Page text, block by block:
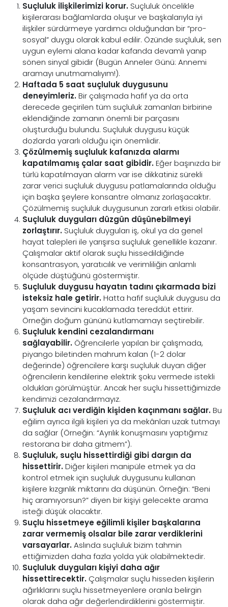
Suçluluk ilişkilerimizi korur. Suçluluk öncelikle
kişilerarası bağlamlarda oluşur ve başkalarıyla iyi
ilişkiler sürdürmeye yardımcı olduğundan bir “pro-
sosyal” duygu olarak kabul edilir. Özünde suçluluk, sen
uygun eylemi alana kadar kafanda devamlı yanıp
sönen sinyal gibidir (Bugün Anneler Günü: Annemi
aramayı unutmamalıyım!).
Haftada 5 saat suçluluk duygusunu
deneyimleriz.Bir çalışmada hafif ya da orta
derecede geçirilen tüm suçluluk zamanları birbirine
eklendiğinde zamanın önemli bir parçasını
oluşturduğu bulundu. Suçluluk duygusu küçük
dozlarda yararlı olduğu için önemlidir.
Çözülmemiş suçluluk kafanızda alarmı
kapatılmamış çalar saat gibidir.Eğer başınızda bir
türlü kapatılmayan alarm var ise dikkatiniz sürekli
zarar verici suçluluk duygusu patlamalarında olduğu
için başka şeylere konsantre olmanız zorlaşacaktır.
Çözülmemiş suçluluk duygusunun zararlı etkisi olabilir.
Suçluluk duyguları düzgün düşünebilmeyi
zorlaştırır. Suçluluk duyguları iş, okul ya da genel
hayat talepleri ile yarışırsa suçluluk genellikle kazanır.
Çalışmalar aktif olarak suçlu hissedildiğinde
konsantrasyon, yaratıcılık ve verimliliğin anlamlı
ölçüde düştüğünü göstermiştir.
Suçluluk duygusu hayatın tadını çıkarmada bizi
isteksiz hale getirir.Hatta hafif suçluluk duygusu da
yaşam sevincini kucaklamada tereddüt ettirir.
Örneğin doğum gününü kutlamamayı seçtirebilir.
Suçluluk kendini cezalandırmanı
sağlayabilir. Öğrencilerle yapılan bir çalışmada,
piyango biletinden mahrum kalan (1-2 dolar
değerinde) öğrencilere karşı suçluluk duyan diğer
öğrencilerin kendilerine elektrik şoku vermede istekli
oldukları görülmüştür. Ancak her suçlu hissettiğimizde
kendimizi cezalandırmayız.
Suçluluk acı verdiğin kişiden kaçınmanı sağlar.Bu
eğilim ayrıca ilgili kişileri ya da mekânları uzak tutmayı
da sağlar (Örneğin: “Ayrılık konuşmasını yaptığımız
restorana bir daha gitmem”).
Suçluluk, suçlu hissettirdiği gibi dargın da
hissettirir.Diğer kişileri manipüle etmek ya da
kontrol etmek için suçluluk duygusunu kullanan
kişilere kızgınlık miktarını da düşünün. Örneğin: “Beni
hiç aramıyorsun?” diyen bir kişiyi gelecekte arama
isteği düşük olacaktır.
Suçlu hissetmeye eğilimli kişiler başkalarına
zarar vermemiş olsalar bile zarar verdiklerini
varsayarlar.Aslında suçluluk bizim tahmin
ettiğimizden daha fazla yolda yük olabilmektedir.
Suçluluk duyguları kişiyi daha ağır
hissettirecektir. Çalışmalar suçlu hisseden kişilerin
ağırlıklarını suçlu hissetmeyenlere oranla belirgin
olarak daha ağır değerlendirdiklerini göstermiştir.